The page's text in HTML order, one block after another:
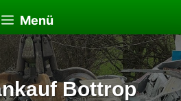
Menü
Bottrop